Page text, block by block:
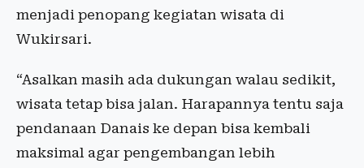
menjadi penopang kegiatan wisata di
Wukirsari.
“Asalkan masih ada dukungan walau sedikit,
wisata tetap bisa jalan. Harapannya tentu saja
pendanaan Danais ke depan bisa kembali
maksimal agar pengembangan lebih